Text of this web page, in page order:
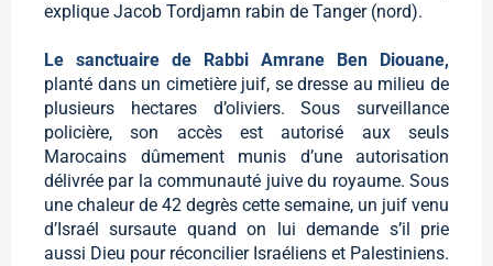
explique Jacob Tordjamn rabin de Tanger (nord).
Le sanctuaire de Rabbi Amrane Ben Diouane,
planté dans un cimetière juif, se dresse au milieu de
plusieurs hectares d’oliviers. Sous surveillance
policière, son accès est autorisé aux seuls
Marocains dûmement munis d’une autorisation
délivrée par la communauté juive du royaume. Sous
une chaleur de 42 degrès cette semaine, un juif venu
d’Israél sursaute quand on lui demande s’il prie
aussi Dieu pour réconcilier Israéliens et Palestiniens.